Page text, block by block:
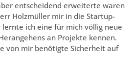
entscheidend erweiterte waren
Holzmüller mir in die Startup-
ich eine für mich völlig neue
an Projekte kennen.
von mir benötigte Sicherheit auf